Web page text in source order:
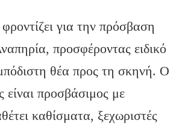
για την πρόσβαση
προσφέροντας ειδικό
θέα προς τη σκηνή. Ο
είναι προσβάσιμος με
καθίσματα, ξεχωριστές